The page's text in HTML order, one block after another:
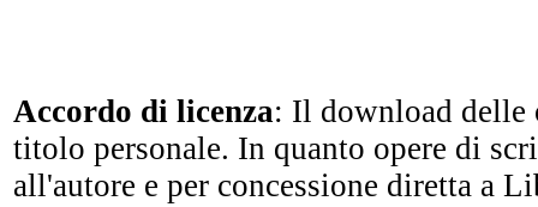
Accordo di licenza: Il download delle
titolo personale. In quanto opere di
all'autore e per concessione diretta a